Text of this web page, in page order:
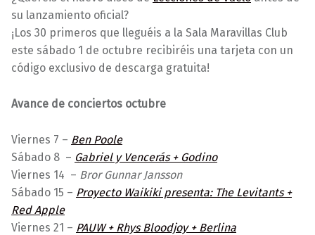
su lanzamiento oficial?
¡Los 30 primeros que lleguéis a la Sala Maravillas Club
este sábado 1 de octubre recibiréis una tarjeta con un
código exclusivo de descarga gratuita!
Avance de conciertos octubre
Viernes 7 – Ben Poole
Sábado 8 – Gabriel y Vencerás + Godino
Viernes 14 – Bror Gunnar Jansson
Sábado 15 – Proyecto Waikiki presenta: The Levitants +
Red Apple
Viernes 21 – PAUW + Rhys Bloodjoy + Berlina